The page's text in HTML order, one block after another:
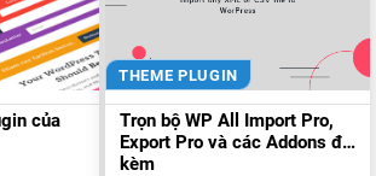
của
THEME PLUGIN
Trọn bộ WP All Import Pro,
Export Pro và các Addons đi
kèm